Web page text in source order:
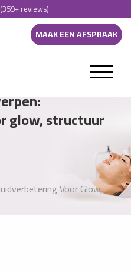
(359+ reviews)
MAAK EEN AFSPRAAK
glow, structuur
Voor Glow,